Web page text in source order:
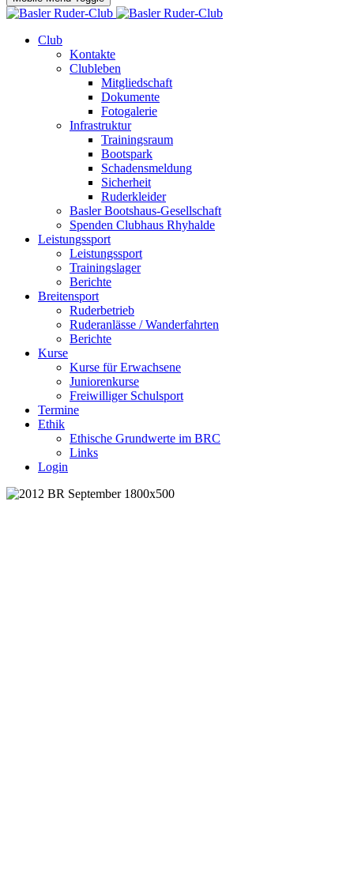
Club
Kontakte
Clubleben
Mitgliedschaft
Dokumente
Fotogalerie
Infrastruktur
Trainingsraum
Bootspark
Schadensmeldung
Sicherheit
Ruderkleider
Basler Bootshaus-Gesellschaft
Spenden Clubhaus Rhyhalde
Leistungssport
Leistungssport
Trainingslager
Berichte
Breitensport
Ruderbetrieb
Ruderanlässe / Wanderfahrten
Berichte
Kurse
Kurse für Erwachsene
Juniorenkurse
Freiwilliger Schulsport
Termine
Ethik
Ethische Grundwerte im BRC
Links
Login